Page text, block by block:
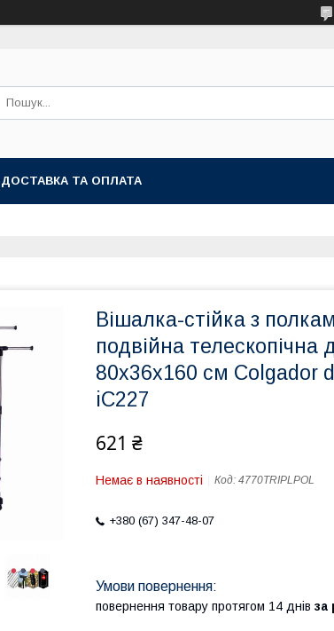
ДОСТАВКА ТА ОПЛАТА
Вішалка-стійка з
подвійна телескопічна
80х36х160 см Colgador
iC227
621 ₴
Немає в наявності Код: 4770TRIPLPOL
+380 (67) 347-48-07
повернення товару протягом 14 днів за